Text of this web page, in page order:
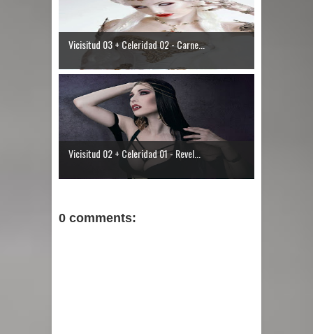
Vicisitud 03 + Celeridad 02 - Carne...
Vicisitud 02 + Celeridad 01 - Revel...
0 comments: